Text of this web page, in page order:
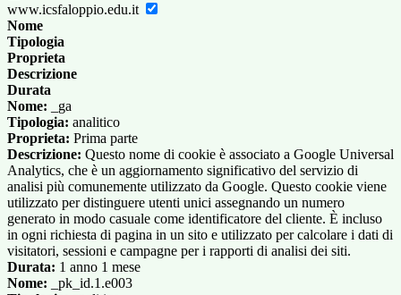
www.icsfaloppio.edu.it
Nome
Tipologia
Proprieta
Descrizione
Durata
Nome: _ga
Tipologia: analitico
Proprieta: Prima parte
Descrizione: Questo nome di cookie è associato a Google Universal
Analytics, che è un aggiornamento significativo del servizio di
analisi più comunemente utilizzato da Google. Questo cookie viene
utilizzato per distinguere utenti unici assegnando un numero
generato in modo casuale come identificatore del cliente. È incluso
in ogni richiesta di pagina in un sito e utilizzato per calcolare i dati di
visitatori, sessioni e campagne per i rapporti di analisi dei siti.
Durata: 1 anno 1 mese
Nome: _pk_id.1.e003